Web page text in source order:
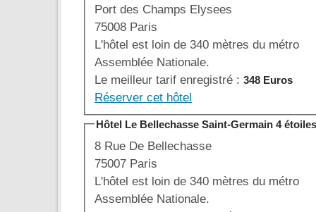
Port des Champs Elysees
75008 Paris
L'hôtel est loin de 340 mètres du métro
Assemblée Nationale.
Le meilleur tarif enregistré : 348 Euros
Réserver cet hôtel
Hôtel Le Bellechasse Saint-Germain 4 étoiles
8 Rue De Bellechasse
75007 Paris
L'hôtel est loin de 340 mètres du métro
Assemblée Nationale.